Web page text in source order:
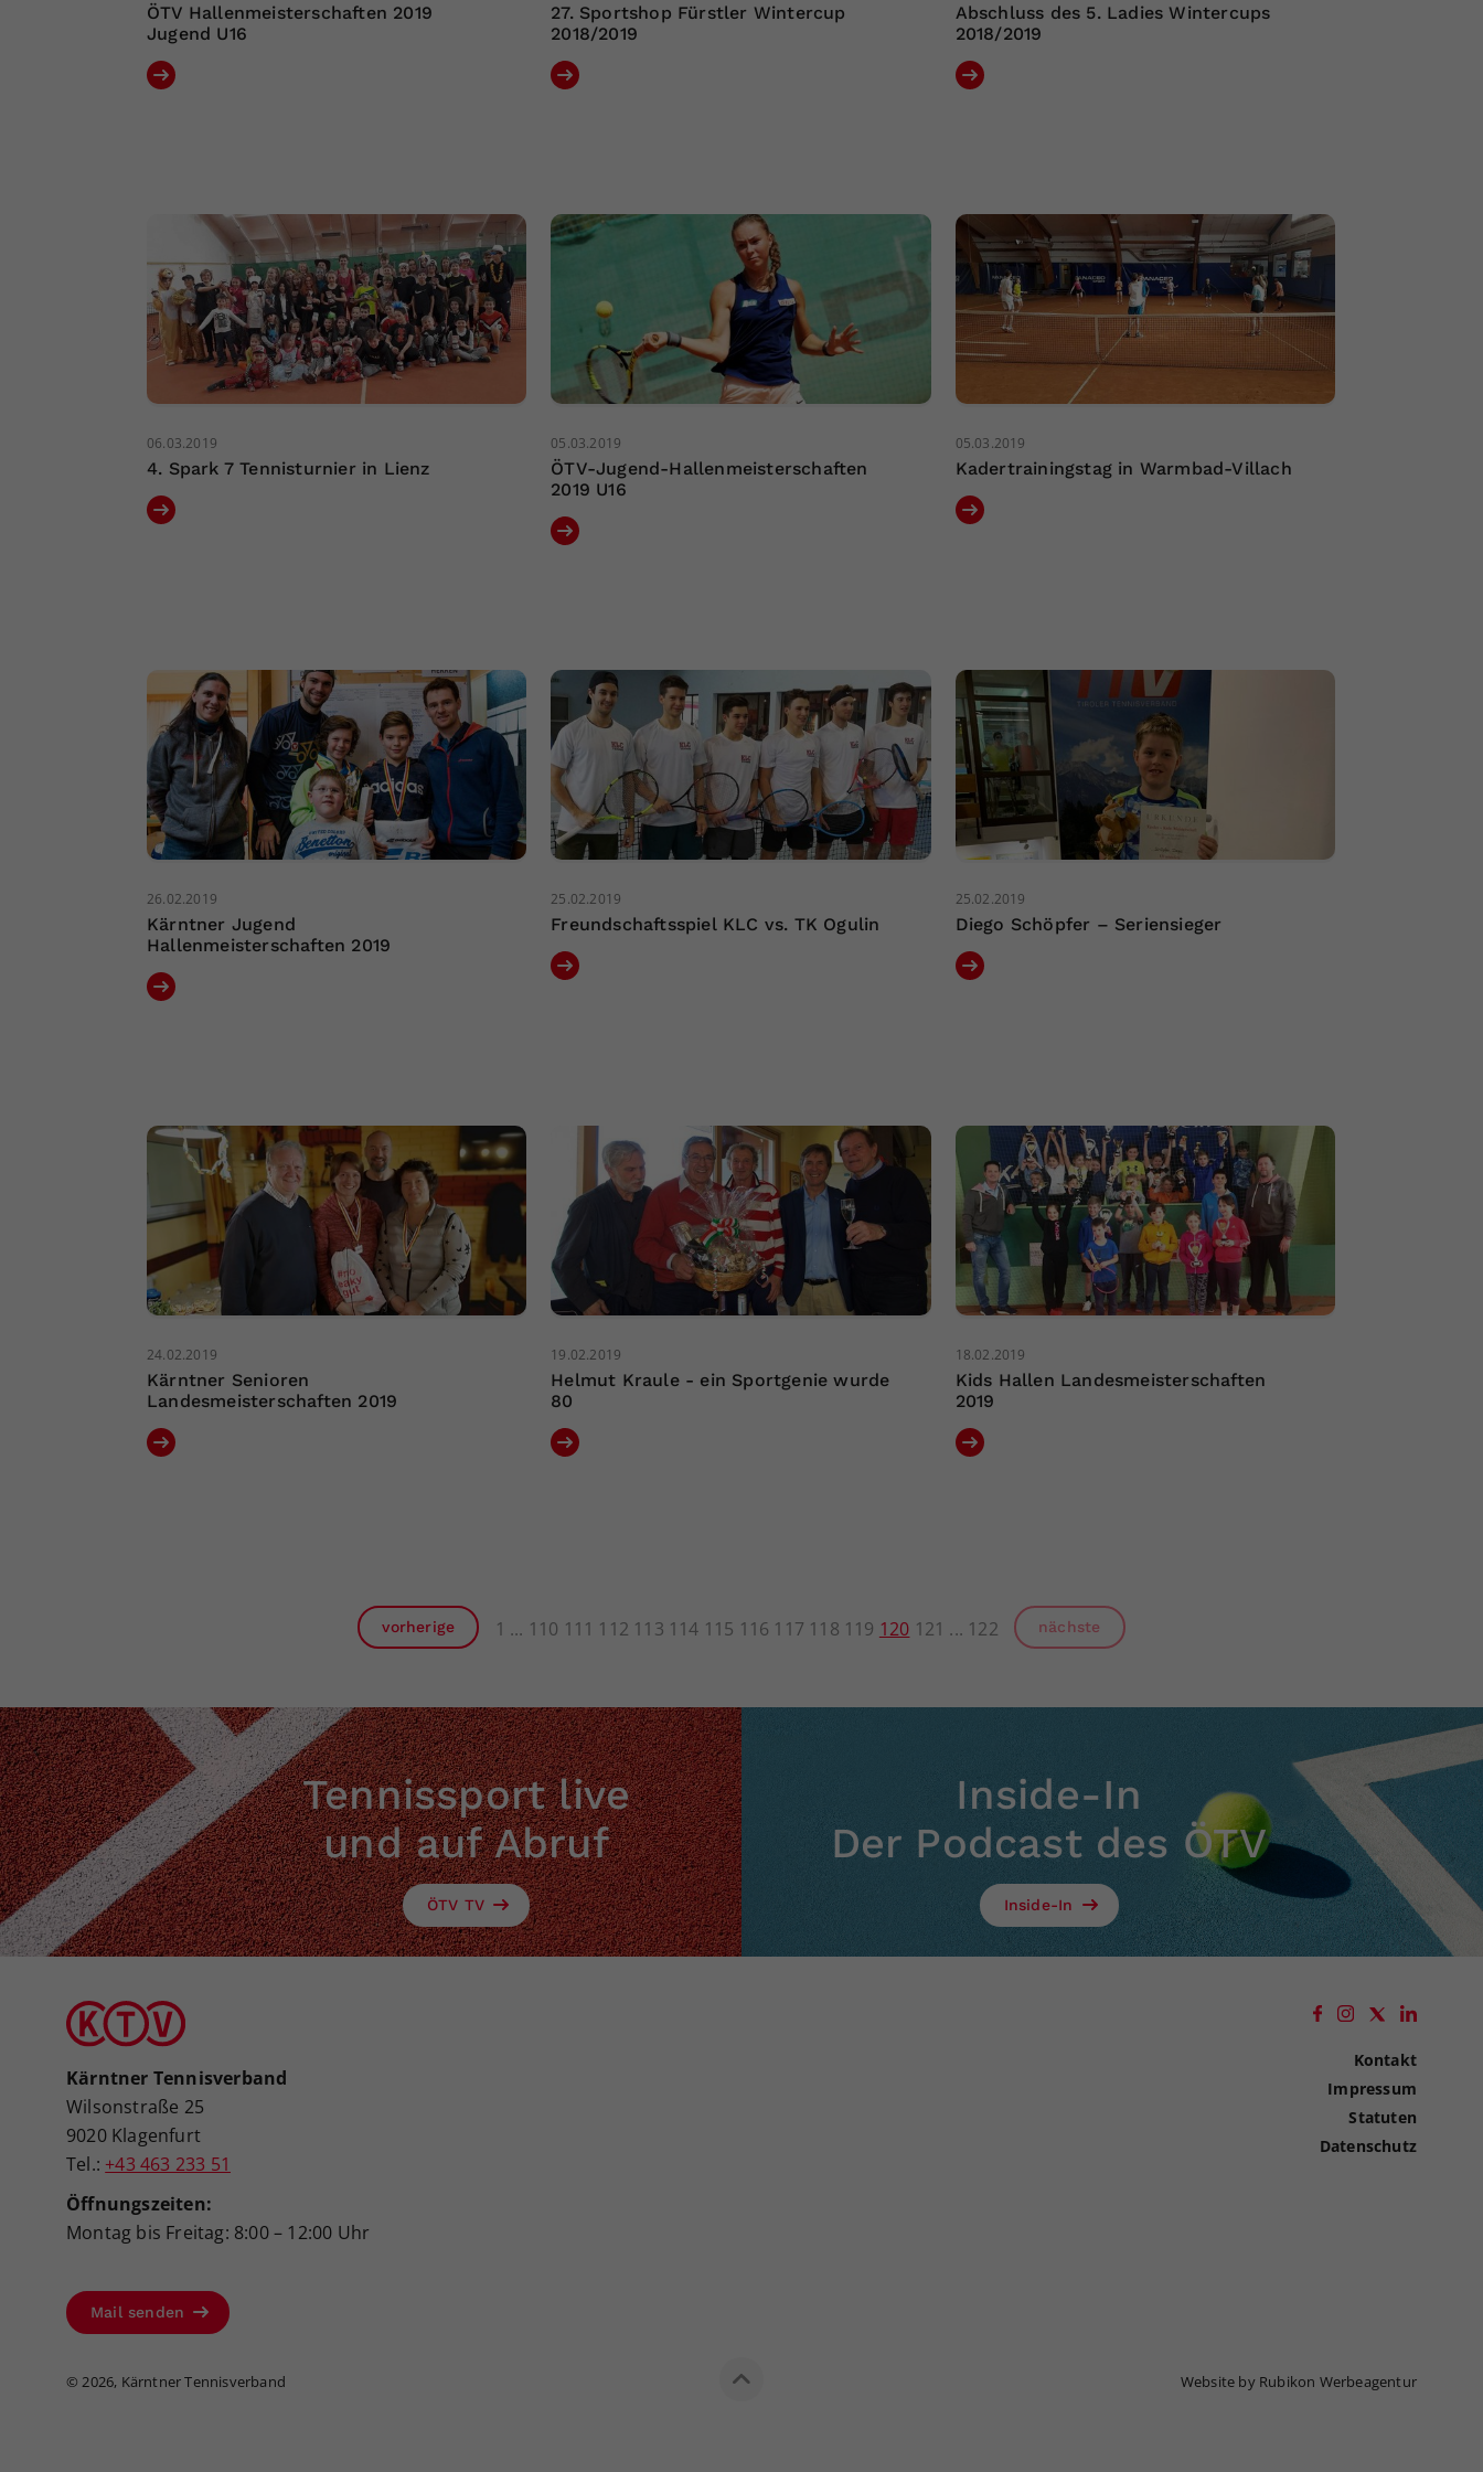
ÖTV Hallenmeisterschaften 2019
Jugend U16
27. Sportshop Fürstler Wintercup
2018/2019
Abschluss des 5. Ladies Wintercups
2018/2019
06.03.2019
4. Spark 7 Tennisturnier in Lienz
05.03.2019
ÖTV-Jugend-Hallenmeisterschaften
2019 U16
05.03.2019
Kadertrainingstag in Warmbad-Villach
26.02.2019
Kärntner Jugend
Hallenmeisterschaften 2019
25.02.2019
Freundschaftsspiel KLC vs. TK Ogulin
25.02.2019
Diego Schöpfer – Seriensieger
24.02.2019
Kärntner Senioren
Landesmeisterschaften 2019
19.02.2019
Helmut Kraule - ein Sportgenie wurde
80
18.02.2019
Kids Hallen Landesmeisterschaften
2019
vorherige 1 110 111 112 113 114 115 116 117 118 119 120 121 122 nächste
Tennissport live
und auf Abruf
ÖTV TV
Inside-In
Der Podcast des ÖTV
Inside-In
Kärntner Tennisverband
Wilsonstraße 25
9020 Klagenfurt
Tel.: +43 463 233 51
Öffnungszeiten:
Montag bis Freitag: 8:00 – 12:00 Uhr
Mail senden
Kontakt
Impressum
Statuten
Datenschutz
© 2026, Kärntner Tennisverband Website by Rubikon Werbeagentur